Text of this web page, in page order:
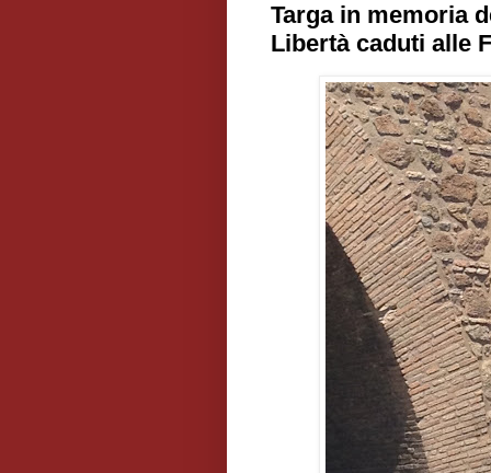
Targa in memoria
Libertà caduti alle